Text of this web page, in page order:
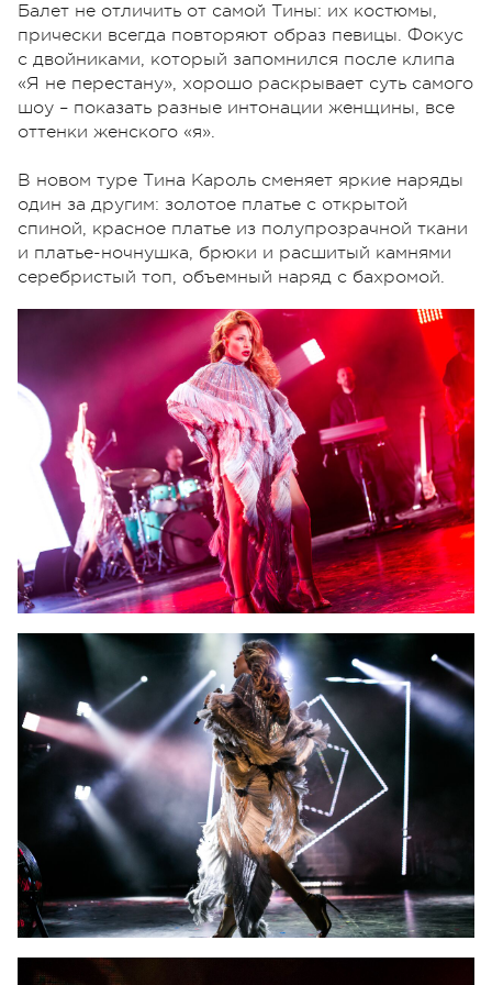
Балет не отличить от самой Тины: их костюмы,
прически всегда повторяют образ певицы. Фокус
с двойниками, который запомнился после клипа
«Я не перестану», хорошо раскрывает суть самого
шоу – показать разные интонации женщины, все
оттенки женского «я».
В новом туре Тина Кароль сменяет яркие наряды
один за другим: золотое платье с открытой
спиной, красное платье из полупрозрачной ткани
и платье-ночнушка, брюки и расшитый камнями
серебристый топ, объемный наряд с бахромой.